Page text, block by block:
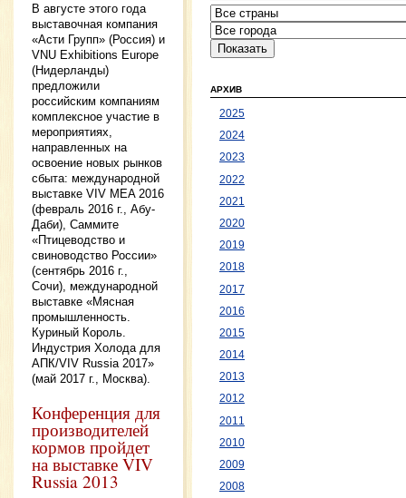
В августе этого года
выставочная компания
«Асти Групп» (Россия) и
VNU Exhibitions Europe
(Нидерланды)
предложили
российским компаниям
комплексное участие в
мероприятиях,
направленных на
освоение новых рынков
сбыта: международной
выставке VIV MEA 2016
(февраль 2016 г., Абу-
Даби), Саммите
«Птицеводство и
свиноводство России»
(сентябрь 2016 г.,
Сочи), международной
выставке «Мясная
промышленность.
Куриный Король.
Индустрия Холода для
АПК/VIV Russia 2017»
(май 2017 г., Москва).
Конференция для
производителей
кормов пройдет
на выставке VIV
Russia 2013
АРХИВ
2025
2024
2023
2022
2021
2020
2019
2018
2017
2016
2015
2014
2013
2012
2011
2010
2009
2008